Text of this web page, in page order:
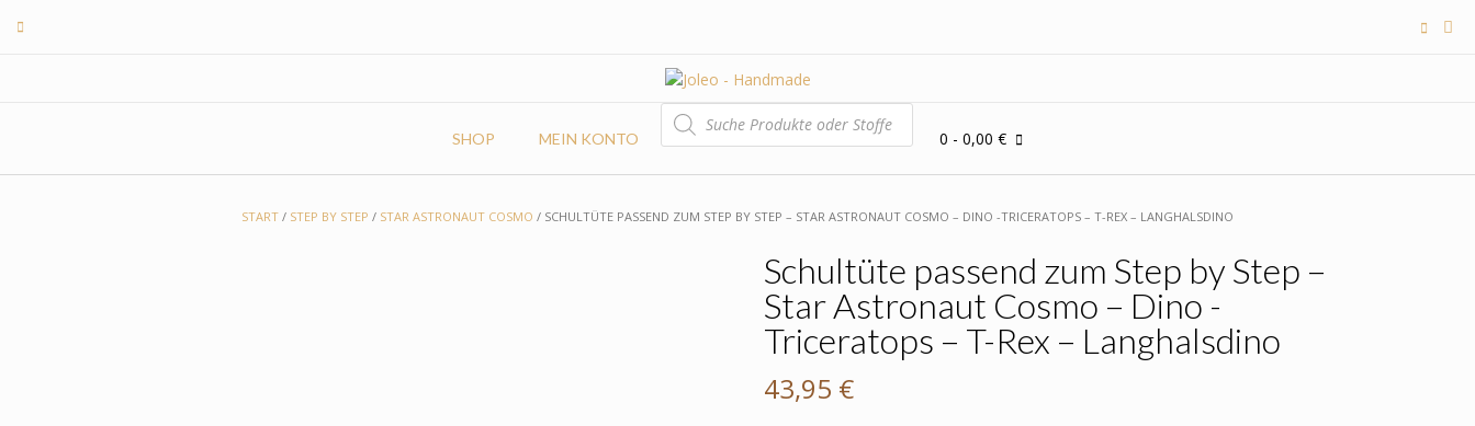
SHOP MEIN KONTO
PRODUCTS
SEARCH
0 - 0,00 €
START / STEP BY STEP / STAR ASTRONAUT COSMO / SCHULTÜTE PASSEND ZUM STEP BY STEP – STAR ASTRONAUT COSMO – DINO -TRICERATOPS – T-REX – LANGHALSDINO
Schultüte passend zum Step by Step –
Star Astronaut Cosmo – Dino -
Triceratops – T-Rex – Langhalsdino
43,95 €